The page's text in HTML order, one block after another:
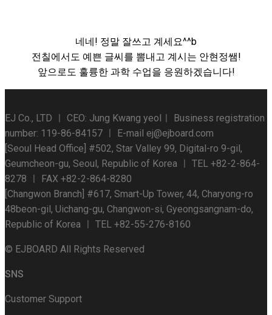
네네! 정말 잘쓰고 계세요^^b
전칠에서도 예쁜 글씨를 뽐내고 계시는 안현정쌤!
앞으로도 훌륭한 과학 수업을 응원하겠습니다!
EJ Co., LTD ㅣ CEO: Jung Kwang yeolㅣ Business registration
number: 119-86-84157 ㅣ E-mail ej@ejboard.com
[Seoul Head Office] #502, Star Valley 99, Digital-ro 9-gil,
Geumcheon-gu, Seoul, Republic of Korea ㅣ TEL +82-2-864-
8278 ㅣ FAX +82-2-864-8280
[Changwon Branch] #617, Smart-Up Tower, 44, Charyong-ro
48beon-gil, Uichang-gu, Changwon-si, Gyeongsangnam-do,
Republic of Korea ㅣ TEL +82-55-276-8160
© EJBOARD All Rights Reserved
SNS
Customer Support